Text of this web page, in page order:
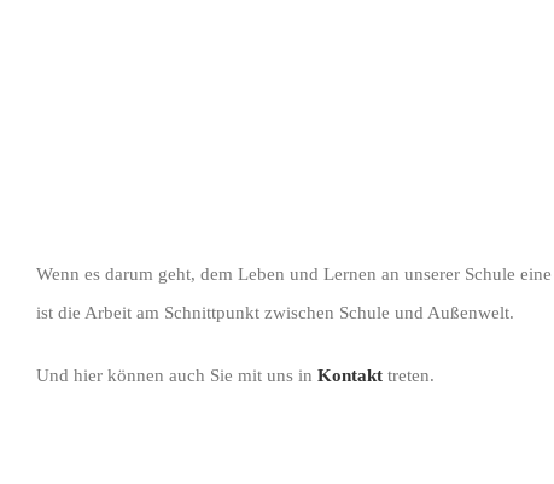
Wenn es darum geht, dem Leben und Lernen an unserer Schule
ist die Arbeit am Schnittpunkt zwischen Schule und Außenwelt.
Und hier können auch Sie mit uns in Kontakt treten.